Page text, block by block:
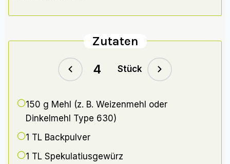
Zutaten
Stück
150 g Mehl (z. B. Weizenmehl oder
Dinkelmehl Type 630)
1 TL Backpulver
1 TLSpekulatiusgewürz